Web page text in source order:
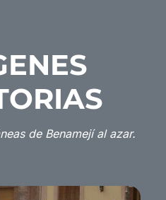
de Benamejí al azar.